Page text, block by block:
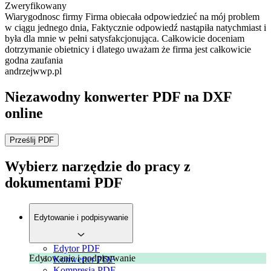
Zweryfikowany
Wiarygodnosc firmy Firma obiecała odpowiedzieć na mój problem
w ciągu jednego dnia, Faktycznie odpowiedź nastąpiła natychmiast i
była dla mnie w pełni satysfakcjonująca. Całkowicie doceniam
dotrzymanie obietnicy i dlatego uważam że firma jest całkowicie
godna zaufania
andrzejwwp.pl
Niezawodny konwerter PDF na DXF
online
Prześlij PDF
Wybierz narzędzie do pracy z
dokumentami PDF
Edytowanie i podpisywanie
Edytor PDF
Konwerter PDF
Edytowanie i podpisywanie